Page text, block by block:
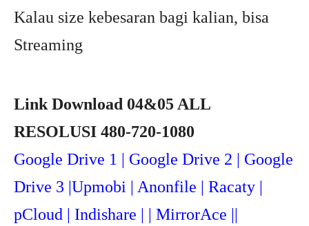
Kalau size kebesaran bagi kalian, bisa
Streaming
Link Download 04&05 ALL
RESOLUSI 480-720-1080
Google Drive 1 | Google Drive 2 | Google
Drive 3 |Upmobi | Anonfile | Racaty |
pCloud | Indishare | | MirrorAce ||